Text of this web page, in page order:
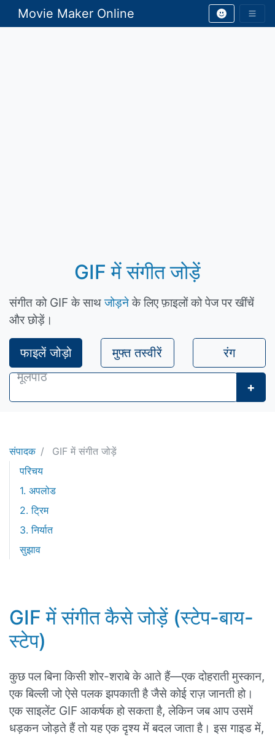
Movie Maker Online
GIF में संगीत जोड़ें
संगीत को GIF के साथजोड़नेके लिए फ़ाइलों को पेज पर खींचें
और छोड़ें।
फाइलें जोड़ो मुफ्त तस्वीरें रंग
+
संपादक
GIF में संगीत जोड़ें
परिचय
1. अपलोड
2. ट्रिम
3. निर्यात
सुझाव
GIF में संगीत कैसे जोड़ें (स्टेप-बाय-
स्टेप)
कुछ पल बिना किसी शोर-शराबे के आते हैं—एक दोहराती मुस्कान,
एक बिल्ली जो ऐसे पलक झपकाती है जैसे कोई राज़ जानती हो।
एक साइलेंट GIF आकर्षक हो सकता है, लेकिन जब आप उसमें
धड़कन जोड़ते हैं तो यह एक दृश्य में बदल जाता है। इस गाइड में,